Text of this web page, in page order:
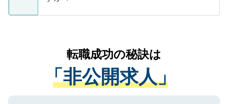
支援を目的に使用いたします。お預かりし
ているすべての個人データはご本人の許可
は、個人情報の取り扱いについての厳密な
管理基準を満たした事業者のみに付与され
る、プライバシーマークを取得済みです。
ご登録いただいた個人情報は、SSL（デー
かがいして、現在の医療機関の状況や紹介
経験をまじえながら、適切なアドバイスを
させていただきます。すぐにご転職をされ
ない方には、長期的なサポートが可能です
ので、まずはご登録ください。
転職成功の秘訣は
「非公開求人」